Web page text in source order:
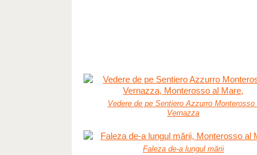
Vedere de pe Sentiero Azzurro Monterosso
Vernazza
Faleza de-a lungul mării